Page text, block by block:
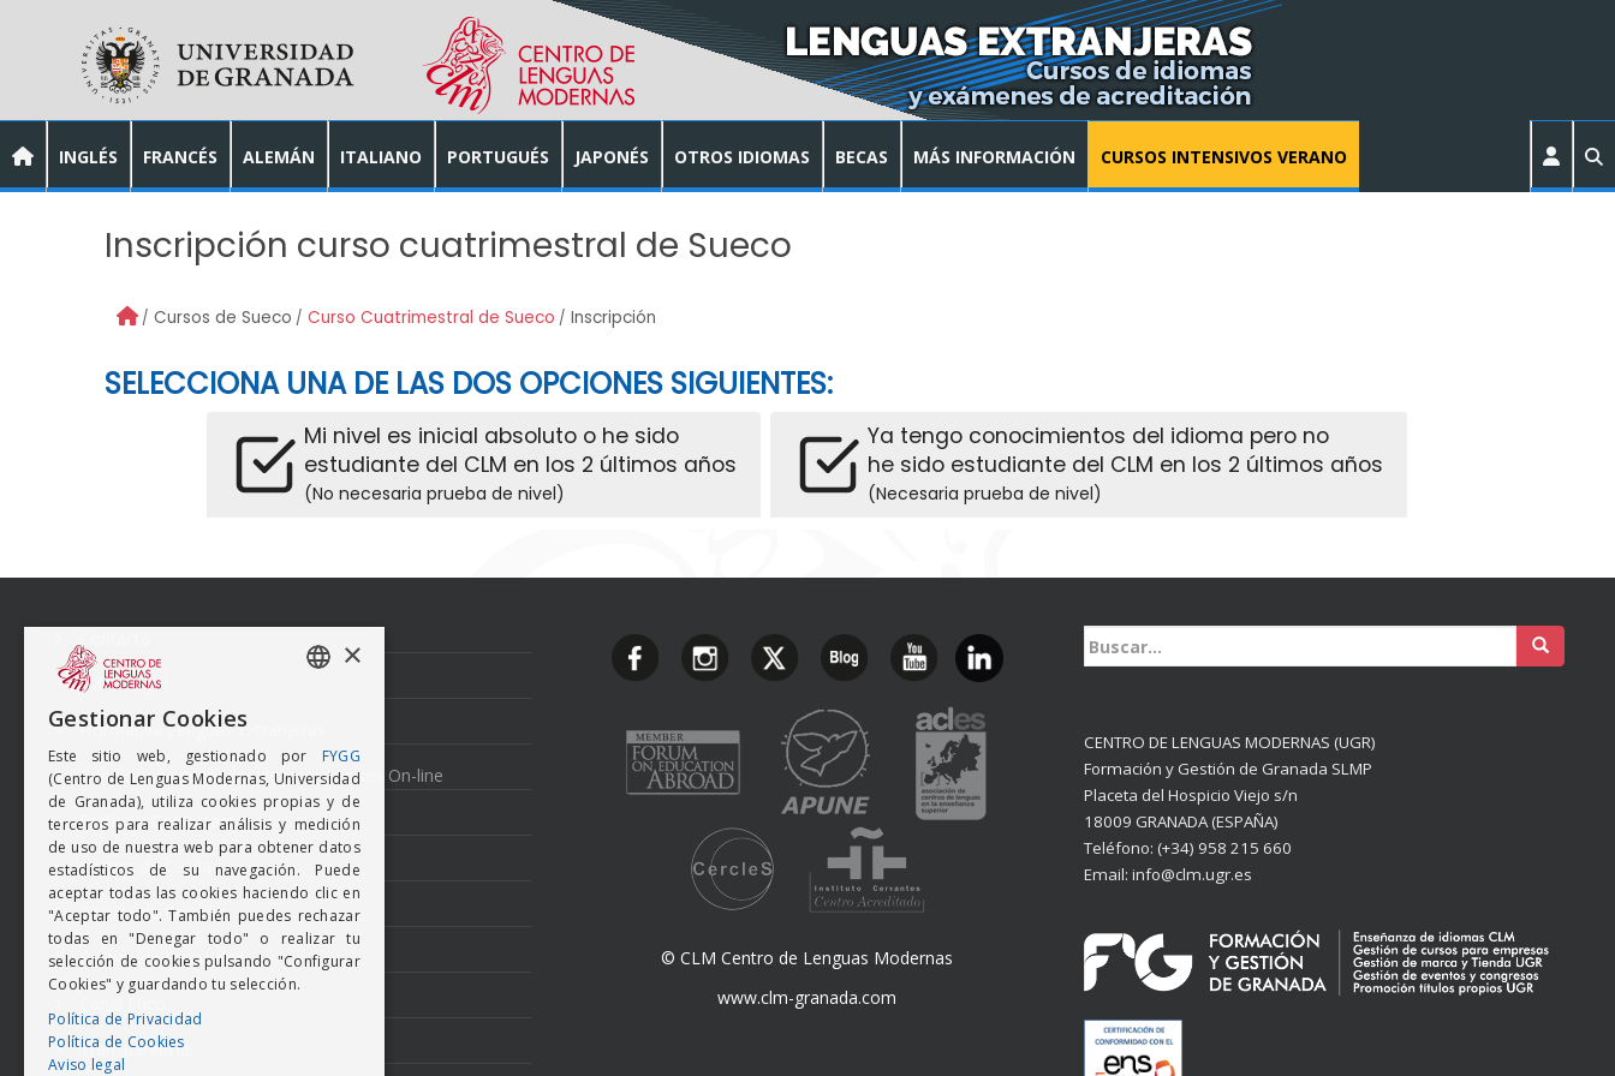
INGLÉS FRANCÉS ALEMÁN ITALIANO PORTUGUÉS JAPONÉS OTROS IDIOMAS BECAS MÁS INFORMACIÓN CURSOS INTENSIVOS VERANO
Inscripción curso cuatrimestral de Sueco
Cursos de Sueco Curso Cuatrimestral de Sueco Inscripción
SELECCIONA UNA DE LAS DOS OPCIONES SIGUIENTES:
Mi nivel es inicial absoluto o he sido
estudiante del CLM en los 2 últimos años
(No necesaria prueba de nivel)
Ya tengo conocimientos del idioma pero no
he sido estudiante del CLM en los 2 últimos años
(Necesaria prueba de nivel)
de
Aviso Legal
Normativa Lenguas Extranjeras
Condiciones generales de inscripciones On-line
Perfil del Contratante
Política de Calidad
Política de Cookies
Politica de Privacidad
Transparencia
© CLM Centro de Lenguas Modernas
www.clm-granada.com
Buscar:
CENTRO DE LENGUAS MODERNAS (UGR)
Formación y Gestión de Granada SLMP
Placeta del Hospicio Viejo s/n
18009 GRANADA (ESPAÑA)
Teléfono: (+34) 958 215 660
Email: info@clm.ugr.es
×
Gestionar Cookies
Este sitio web, gestionado por FYGG
(Centro de Lenguas Modernas, Universidad
de Granada), utiliza cookies propias y de
terceros para realizar análisis y medición
de uso de nuestra web para obtener datos
estadísticos de su navegación. Puede
aceptar todas las cookies haciendo clic en
"Aceptar todo". También puedes rechazar
todas en "Denegar todo" o realizar tu
selección de cookies pulsando "Configurar
Cookies" y guardando tu selección.
Política de Privacidad
Política de Cookies
Aviso legal